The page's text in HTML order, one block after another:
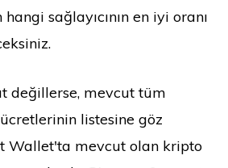
sağlayıcının en iyi oranı
değillerse, mevcut tüm
ücretlerinin listesine göz
Wallet'ta mevcut olan kripto